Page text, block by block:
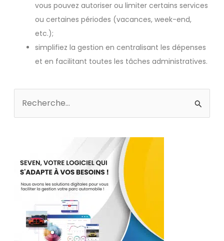
vous pouvez autoriser ou limiter certains services
ou certaines périodes (vacances, week-end,
etc.);
simplifiez la gestion en centralisant les dépenses
et en facilitant toutes les tâches administratives.
Rechercher :